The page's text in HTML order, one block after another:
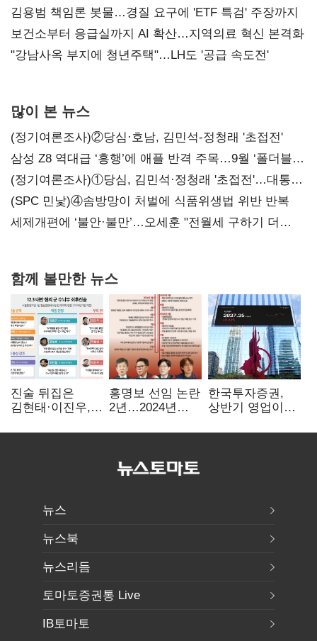
김용범 책임론 봇물…경질 요구에 'ETF 특검' 주장까지
보건소부터 응급실까지 AI 확산…지역의료 혁신 본격화
"강남사옥 부지에 청년주택"…LH도 '공급 속도전'
많이 본 뉴스
(정기여론조사)②당심·호남, 김민석-정청래 '초접전'
삼성 Z8 역대급 ‘흥행’에 애플 반격 주목…9월 ‘폴더블
대전’
(정기여론조사)①당심, 김민석·정청래 '초접전'…대통령
지지도 '50% 아래로'(종합)
(SPC 민낯)④솜방망이 처벌에 식품위생법 위반 반복
세제개편에 ‘불안·불만’…오세훈 "전월세 구하기 더
함께 볼만한 뉴스
진술 뒤집은
김현태·이진우,
헌신"…법정서
홍명보 선임 논란
2년…2024년
압색까지
한국투자증권,
상반기 영업이익
전년비 89.1%↑
뉴스
뉴스북
뉴스리듬
토마토증권통 Live
IB토마토